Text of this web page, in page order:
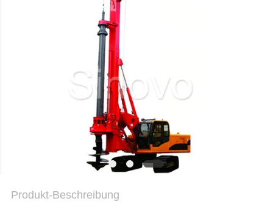
DATENSCHUTZERKLÄRUNG
Produkt-Beschreibung